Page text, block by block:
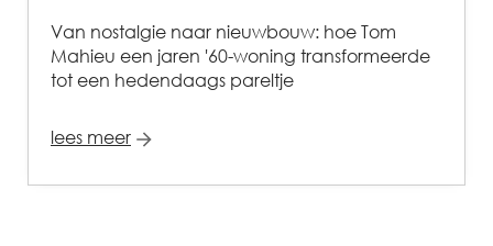
Van nostalgie naar nieuwbouw: hoe Tom
Mahieu een jaren '60-woning transformeerde
tot een hedendaags pareltje
lees meer